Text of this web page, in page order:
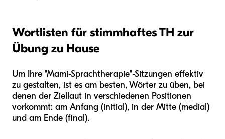
Wortlisten für stimmhaftes TH zur
Übung zu Hause
Um Ihre "Mami-Sprachtherapie"-Sitzungen effektiv
zu gestalten, ist es am besten, Wörter zu üben, bei
denen der Ziellaut in verschiedenen Positionen
vorkommt: am Anfang (initial), in der Mitte (medial)
und am Ende (final).